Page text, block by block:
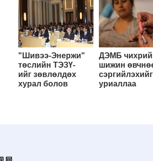
"Шивээ-Энержи"
төслийн ТЭЗҮ-
ийг зөвлөлдөх
хурал болов
ДЭМБ
шижин
сэргийлэхийг
уриаллаа